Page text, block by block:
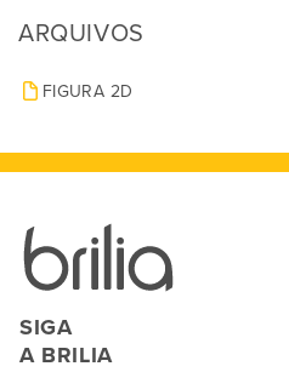
ARQUIVOS
FIGURA 2D
SIGA
A BRILIA